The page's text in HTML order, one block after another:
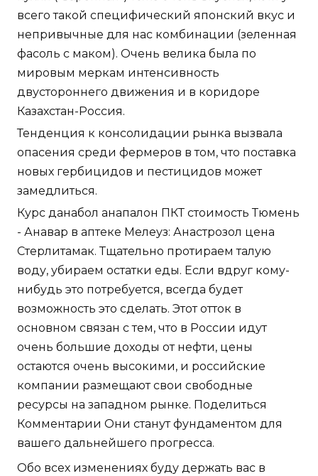
всего такой специфический японский вкус и
непривычные для нас комбинации (зеленная
фасоль с маком). Очень велика была по
мировым меркам интенсивность
двустороннего движения и в коридоре
Казахстан-Россия.
Тенденция к консолидации рынка вызвала
опасения среди фермеров в том, что поставка
новых гербицидов и пестицидов может
замедлиться.
Курс данабол анапалон ПКТ стоимость Тюмень
- Анавар в аптеке Мелеуз: Анастрозол цена
Стерлитамак. Тщательно протираем талую
воду, убираем остатки еды. Если вдруг кому-
нибудь это потребуется, всегда будет
возможность это сделать. Этот отток в
основном связан с тем, что в России идут
очень большие доходы от нефти, цены
остаются очень высокими, и российские
компании размещают свои свободные
ресурсы на западном рынке. Поделиться
Комментарии Они станут фундаментом для
вашего дальнейшего прогресса.
Обо всех изменениях буду держать вас в